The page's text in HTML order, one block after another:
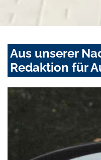
Aus unserer
Redaktion für